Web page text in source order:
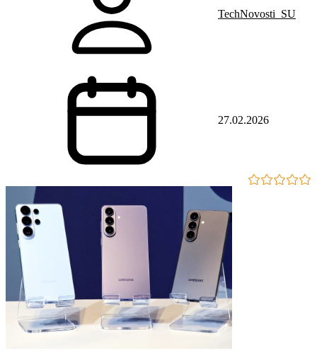
TechNovosti_SU
27.02.2026